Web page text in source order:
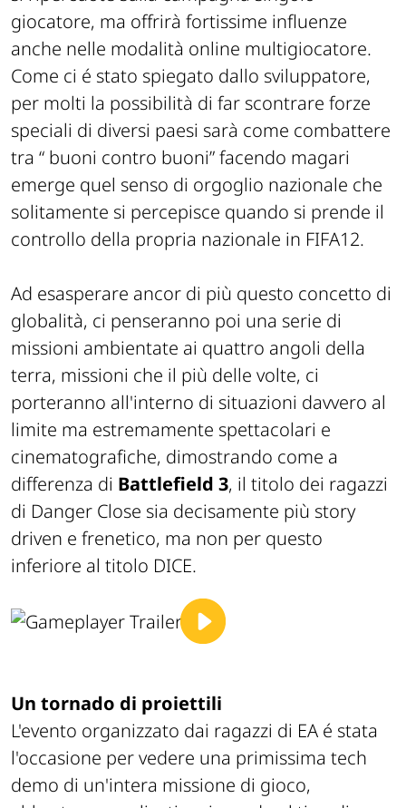
giocatore, ma offrirà fortissime influenze
anche nelle modalità online multigiocatore.
Come ci é stato spiegato dallo sviluppatore,
per molti la possibilità di far scontrare forze
speciali di diversi paesi sarà come combattere
tra “ buoni contro buoni” facendo magari
emerge quel senso di orgoglio nazionale che
solitamente si percepisce quando si prende il
controllo della propria nazionale in FIFA12.
Ad esasperare ancor di più questo concetto di
globalità, ci penseranno poi una serie di
missioni ambientate ai quattro angoli della
terra, missioni che il più delle volte, ci
porteranno all'interno di situazioni davvero al
limite ma estremamente spettacolari e
cinematografiche, dimostrando come a
differenza di Battlefield 3, il titolo dei ragazzi
di Danger Close sia decisamente più story
driven e frenetico, ma non per questo
inferiore al titolo DICE.
Un tornado di proiettili
L'evento organizzato dai ragazzi di EA é stata
l'occasione per vedere una primissima tech
demo di un'intera missione di gioco,